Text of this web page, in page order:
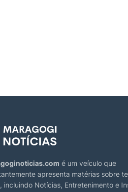
é um veículo que
apresenta matérias sobre
incluindo Notícias, Entretenimento e